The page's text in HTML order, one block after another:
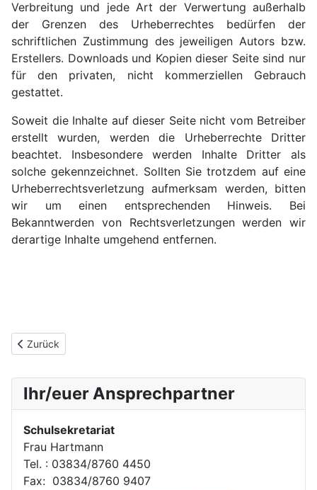
Verbreitung und jede Art der Verwertung außerhalb
der Grenzen des Urheberrechtes bedürfen der
schriftlichen Zustimmung des jeweiligen Autors bzw.
Erstellers. Downloads und Kopien dieser Seite sind nur
für den privaten, nicht kommerziellen Gebrauch
gestattet.
Soweit die Inhalte auf dieser Seite nicht vom Betreiber
erstellt wurden, werden die Urheberrechte Dritter
beachtet. Insbesondere werden Inhalte Dritter als
solche gekennzeichnet. Sollten Sie trotzdem auf eine
Urheberrechtsverletzung aufmerksam werden, bitten
wir um einen entsprechenden Hinweis. Bei
Bekanntwerden von Rechtsverletzungen werden wir
derartige Inhalte umgehend entfernen.
Vorheriger Beitrag: Willkommen
Zurück
Ihr/euer Ansprechpartner
Schulsekretariat
Frau Hartmann
Tel. : 03834/8760 4450
Fax: 03834/8760 9407